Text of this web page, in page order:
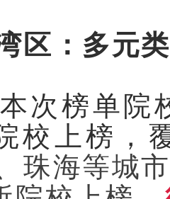
区：多元
次榜单院
校上榜，
珠海等城